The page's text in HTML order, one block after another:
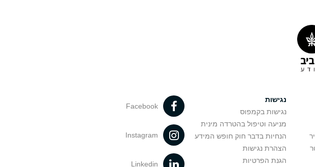
נגישות
נגישות בקמפוס
מניעה וטיפול בהטרדה מינית
הנחיות בדבר חוק חופש המידע
הצהרת נגישות
הגנת הפרטיות
Facebook
Instagram
Linkedin